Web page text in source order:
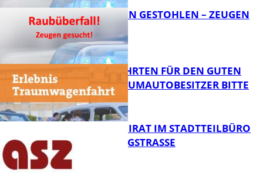
FB News
TEURE KETTEN GESTOHLEN – ZEUGEN
GESUCHT!
FB News
SPENDENFAHRTEN FÜR DEN GUTEN
ZWECK – TRAUMAUTOBESITZER BITTE
MELDEN!
SENIORENBEIRAT IM STADTTEILBÜRO
IN DER KÖNIGSTRASSE